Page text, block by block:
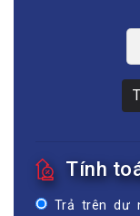
Tính
Trả trên dư